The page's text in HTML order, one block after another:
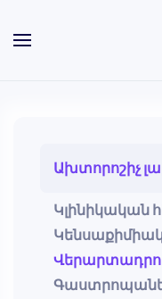
Skip to main
Ախտորոշիչ
Կլինիկական